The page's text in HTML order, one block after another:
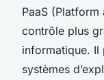
PaaS (Platform
contrôle plus
informatique. Il
systèmes